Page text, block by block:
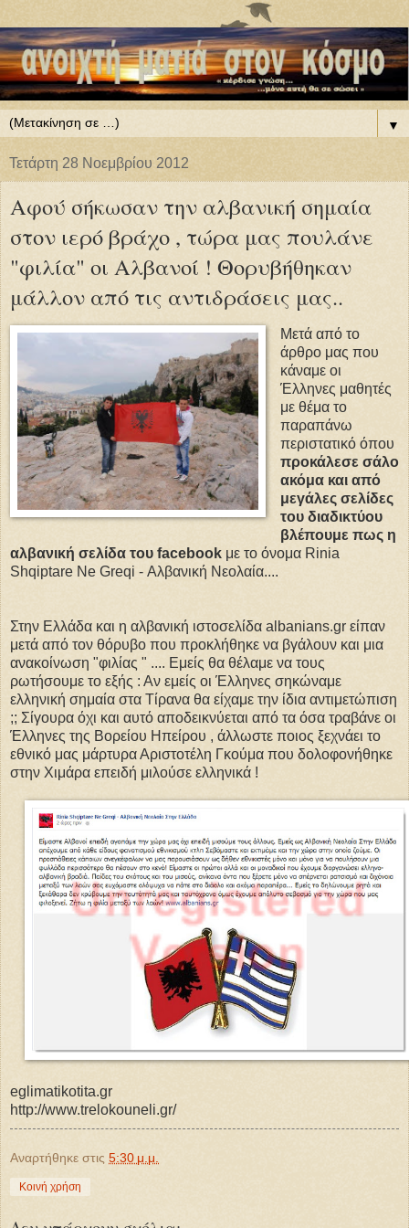
▼
Τετάρτη 28 Νοεμβρίου 2012
Αφού σήκωσαν την αλβανική σημαία
στον ιερό βράχο , τώρα μας πουλάνε
"φιλία" οι Αλβανοί ! Θορυβήθηκαν
μάλλον από τις αντιδράσεις μας..
Μετά από το
άρθρο μας που
κάναμε οι
Έλληνες μαθητές
με θέμα το
παραπάνω
περιστατικό όπου
προκάλεσε σάλο
ακόμα και από
μεγάλες σελίδες
του διαδικτύου
βλέπουμε πως η
αλβανική σελίδα του facebook με το όνομα Rinia
Shqiptare Ne Greqi - Αλβανική Νεολαία....
Στην Ελλάδα και η αλβανική ιστοσελίδα albanians.gr είπαν
μετά από τον θόρυβο που προκλήθηκε να βγάλουν και μια
ανακοίνωση "φιλίας " .... Εμείς θα θέλαμε να τους
ρωτήσουμε το εξής : Αν εμείς οι Έλληνες σηκώναμε
ελληνική σημαία στα Τίρανα θα είχαμε την ίδια αντιμετώπιση
;; Σίγουρα όχι και αυτό αποδεικνύεται από τα όσα τραβάνε οι
Έλληνες της Βορείου Ηπείρου , άλλωστε ποιος ξεχνάει το
εθνικό μας μάρτυρα Αριστοτέλη Γκούμα που δολοφονήθηκε
στην Χιμάρα επειδή μιλούσε ελληνικά !
eglimatikotita.gr
http://www.trelokouneli.gr/
Αναρτήθηκε στις 5:30 μ.μ.
Κοινή χρήση